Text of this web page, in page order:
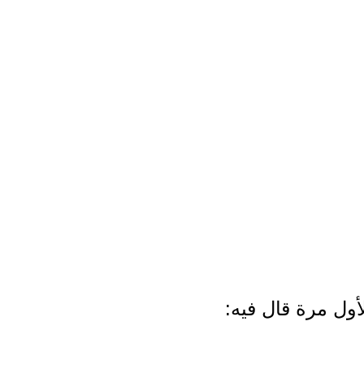
مرة قال فيه: